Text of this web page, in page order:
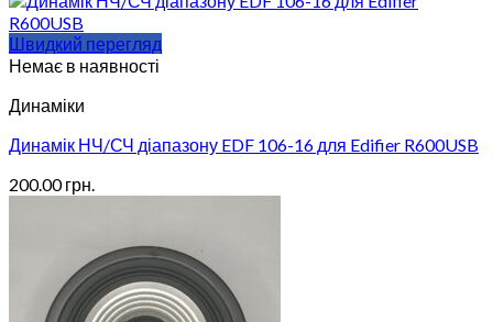
Швидкий перегляд
Немає в наявності
Динаміки
Динамік НЧ/СЧ діапазону EDF 106-16 для Edifier R600USB
200.00грн.